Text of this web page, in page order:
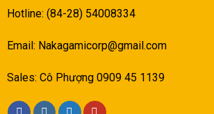
Hotline: (84-28) 54008334
Email: Nakagamicorp@gmail.com
Sales: Cô Phượng 0909 45 1139